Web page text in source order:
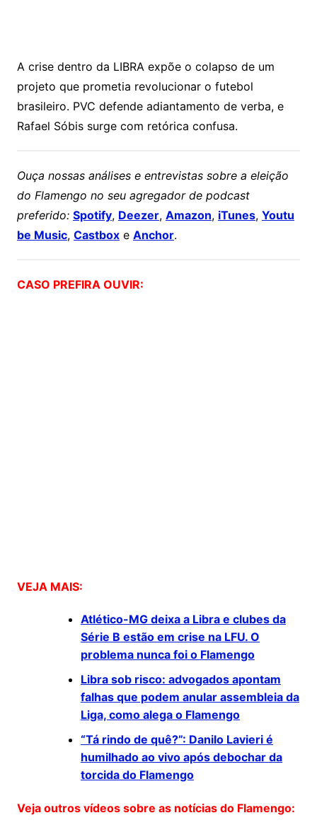
A crise dentro da LIBRA expõe o colapso de um
projeto que prometia revolucionar o futebol
brasileiro. PVC defende adiantamento de verba, e
Rafael Sóbis surge com retórica confusa.
Ouça nossas análises e entrevistas sobre a eleição
do Flamengo no seu agregador de podcast
preferido: Spotify, Deezer, Amazon, iTunes, Youtu
be Music, Castboxe Anchor.
CASO PREFIRA OUVIR:
VEJA MAIS:
Atlético-MG deixa a Libra e clubes da
Série B estão em crise na LFU. O
problema nunca foi o Flamengo
Libra sob risco: advogados apontam
falhas que podem anular assembleia da
Liga, como alega o Flamengo
“Tá rindo de quê?”: Danilo Lavieri é
humilhado ao vivo após debochar da
torcida do Flamengo
Veja outros vídeos sobre as notícias do Flamengo: